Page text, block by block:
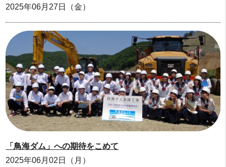
2025年06月27日（金）
「鳥海ダム」への期待をこめて
2025年06月02日（月）